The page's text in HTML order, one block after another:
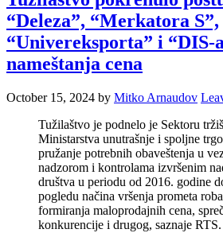
“Deleza”, “Merkatora S”,
“Univereksporta” i “DIS-
nameštanja cena
October 15, 2024 by Mitko Arnaudov
Tužilaštvo je podnelo je Sektoru
Ministarstva unutrašnje i spoljne
pružanje potrebnih obaveštenja u
nadzorom i kontrolama izvršenim
društva u periodu od 2016. godine
pogledu načina vršenja prometa
formiranja maloprodajnih cena,
konkurencije i drugog, saznaje RTS.